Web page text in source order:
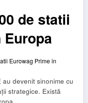
de statii
devenit sinonime cu
strategice. Există